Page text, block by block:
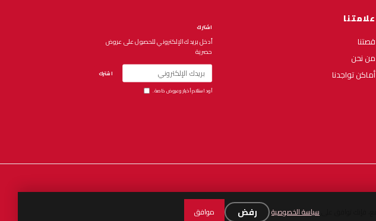
علامتنا
قصتنا
من نحن
أماكن تواجدنا
اشترك
أدخل بريدك الإلكتروني للحصول على عروض
حصرية
اشترك
أود استلام أخبار وعروض خاصة.
سياسة الخصوصية رفض موافق